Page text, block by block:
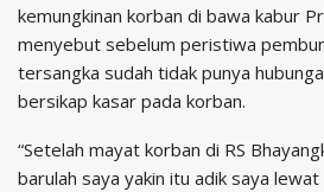
kemungkinan korban di bawa kabur
menyebut sebelum peristiwa
tersangka sudah tidak punya
bersikap kasar pada korban.
“Setelah mayat korban di RS
barulah saya yakin itu adik saya